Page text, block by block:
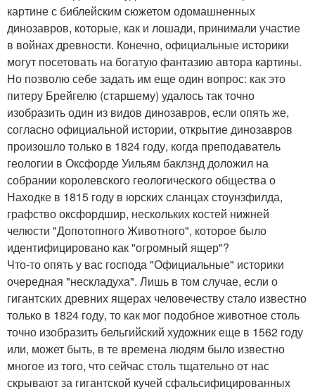
картине с библейским сюжетом одомашненных
динозавров, которые, как и лошади, принимали участие
в войнах древности. Конечно, официальные историки
могут посетовать на богатую фантазию автора картины.
Но позволю себе задать им еще один вопрос: как это
питеру Брейгелю (старшему) удалось так точно
изобразить один из видов динозавров, если опять же,
согласно официальной истории, открытие динозавров
произошло только в 1824 году, когда преподаватель
геологии в Оксфорде Уильям баклзнд доложил на
собрании королевского геологического общества о
Находке в 1815 году в юрских сланцах стоунзфилда,
графство оксфордшир, нескольких костей нижней
челюсти "Допотопного Животного", которое было
идентифицировано как "огромный ящер"?
Что-то опять у вас господа "Официальные" историки
очередная "нескладуха". Лишь в том случае, если о
гигантских древних ящерах человечеству стало известно
только в 1824 году, то как мог подобное животное столь
точно изобразить бельгийский художник еще в 1562 году
или, может быть, в те времена людям было известно
многое из того, что сейчас столь тщательно от нас
скрывают за гигантской кучей сфальсифицированных